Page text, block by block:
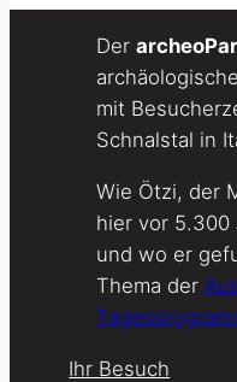
Der
mit
Schnalstal in
Wie Ötzi, der
hier vor 5.300
und wo er
Thema der
Ihr Besuch